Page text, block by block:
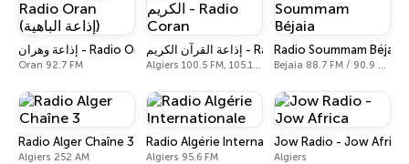
إذاعة وهران - Radio Oran (إذاعة الباهية)
Oran 92.7 FM
إذاعة القرآن الكريم - Radio Coran
Algiers 100.5 FM, 105.1 FM, 1422 AM
Radio Soummam Béjaia
Bejaia 88.7 FM / 90.9 FM
Radio Alger Chaîne 3
Algiers 252 AM
Radio Algérie Internationale
Algiers 95.6 FM
Jow Radio - Jow Africa
Algiers